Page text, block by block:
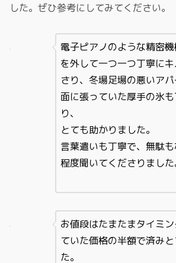
した。ぜひ参考にしてみてください。
電子ピアノのような精密
を外して一つ一つ丁寧に
さり、冬場足場の悪いア
面に張っていた厚手の氷
り、
とても助かりました。
言葉遣いも丁寧で、無駄
程度聞いてくださりました
お値段はたまたまタイミ
ていた価格の半額で済み
た。